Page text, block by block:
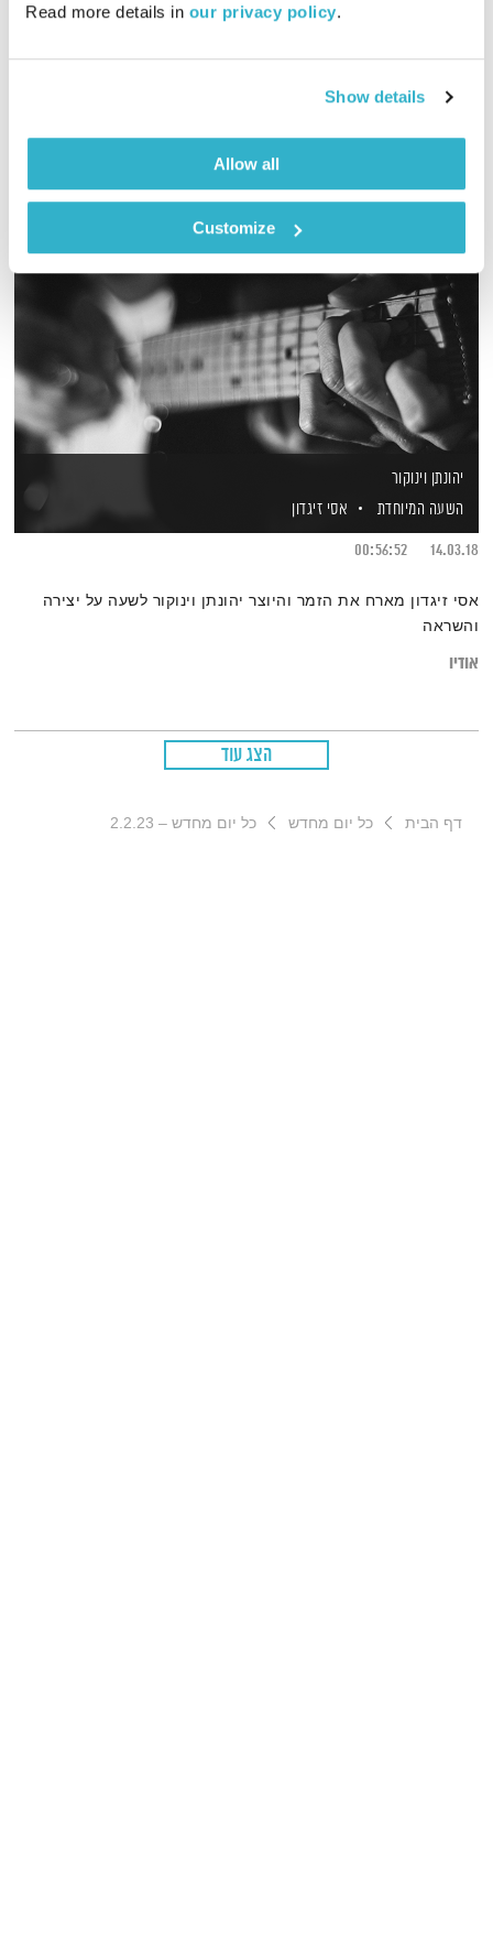
Read more details in our privacy policy.
Show details
Allow all
Customize
אודיו
יהונתן וינוקור
השעה המיוחדת
אסי זיגדון
14.03.18
00:56:52
אסי זיגדון מארח את הזמר והיוצר יהונתן וינוקור לשעה על יצירה
והשראה
אודיו
הצג עוד
דף הבית כל יום מחדש כל יום מחדש – 2.2.23